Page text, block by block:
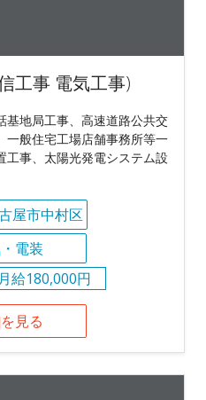
工事 電気工事)
基地局工事、高速道路公共交
一般住宅工場店舗事務所等一
工事、太陽光発電システム設
屋市中村区
電装
月給180,000円
見る